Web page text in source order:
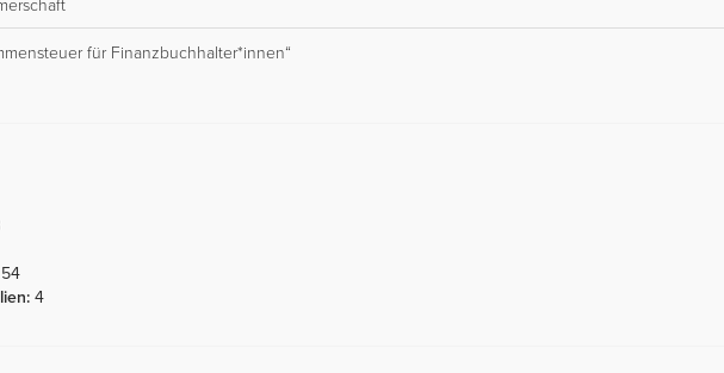
für Finanzbuchhalter*innen“
54
4